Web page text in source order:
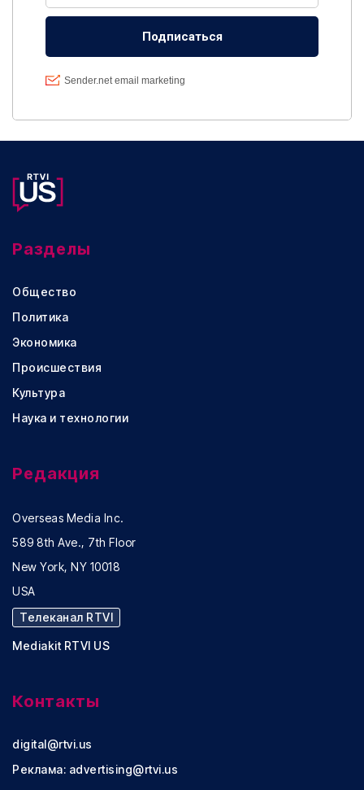
Разделы
Общество
Политика
Экономика
Происшествия
Культура
Наука и технологии
Редакция
Overseas Media Inc.
589 8th Ave., 7th Floor
New York, NY 10018
USA
Телеканал RTVI
Mediakit RTVI US
Контакты
digital@rtvi.us
Реклама: advertising@rtvi.us